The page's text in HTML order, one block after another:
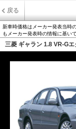
戻る
新車時価格はメーカー発表当時
もメーカー発表時の情報に基い
三菱 ギャラン 1.8 VR-G